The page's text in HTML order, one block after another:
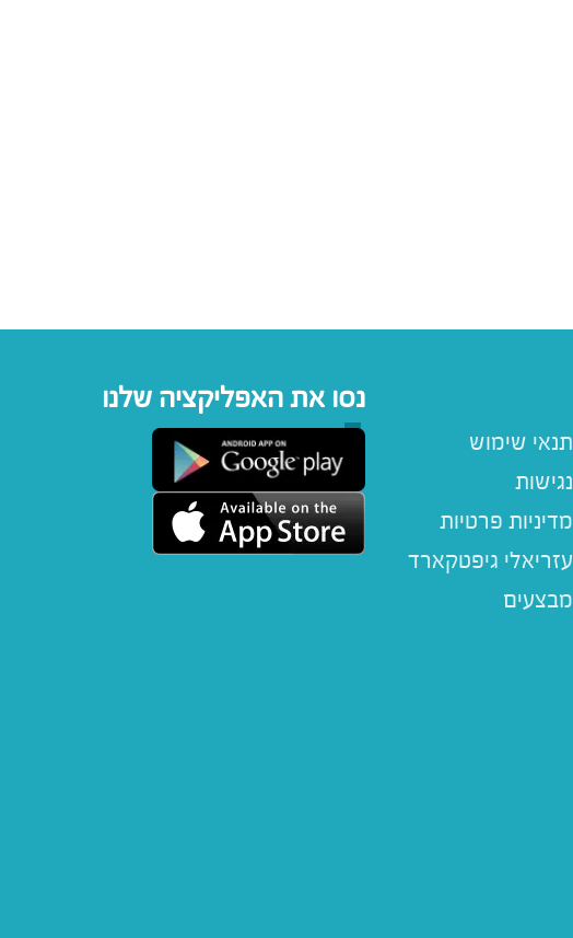
תנאי שימוש
נגישות
מדיניות פרטיות
עזריאלי גיפטקארד
מבצעים
נסו את האפליקציה שלנו